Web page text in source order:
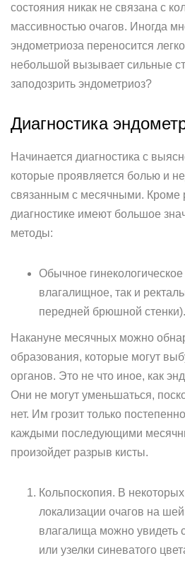
состояния никак не связана с
массивностью очагов. Иногда
эндометриоза переносится
небольшой вызывает сильные
заподозрить эндометриоз?
Диагностика
Начинается диагностика с
которые проявляется болью и
связанным с месячными. Кроме
диагностике имеют большое
методы:
Обычное
влагалищное, так и
передней брюшной стенки).
Накануне месячных можно
образования, которые могут
органов. Это не что иное, как
Они не могут уменьшаться,
нет. Им грозит только
каждыми последующими
произойдет разрыв кисты.
Кольпоскопия. В
локализации очагов на
влагалища можно увидеть
или узелки синеватого